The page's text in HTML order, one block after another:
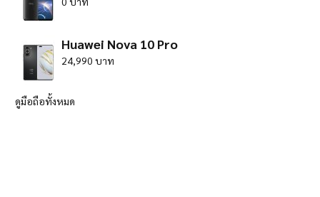
Huawei Nova 10 Pro
24,990 บาท
ดูมือถือทั้งหมด